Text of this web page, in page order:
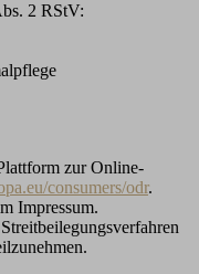
2 RStV:
zur Online-
consumers/odr.
Impressum.